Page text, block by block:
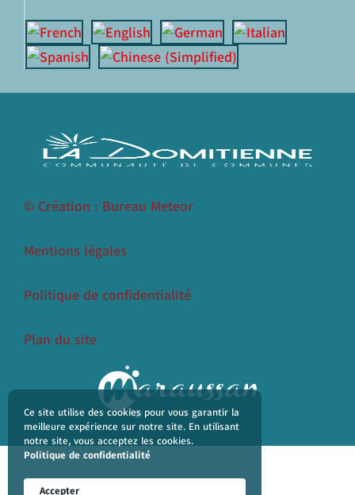
Ce site utilise des cookies pour vous garantir la
meilleure expérience sur notre site. En utilisant
notre site, vous acceptez les cookies.
Politique de confidentialité
Accepter
© Création : Bureau Meteor
Mentions légales
Politique de confidentialité
Plan du site